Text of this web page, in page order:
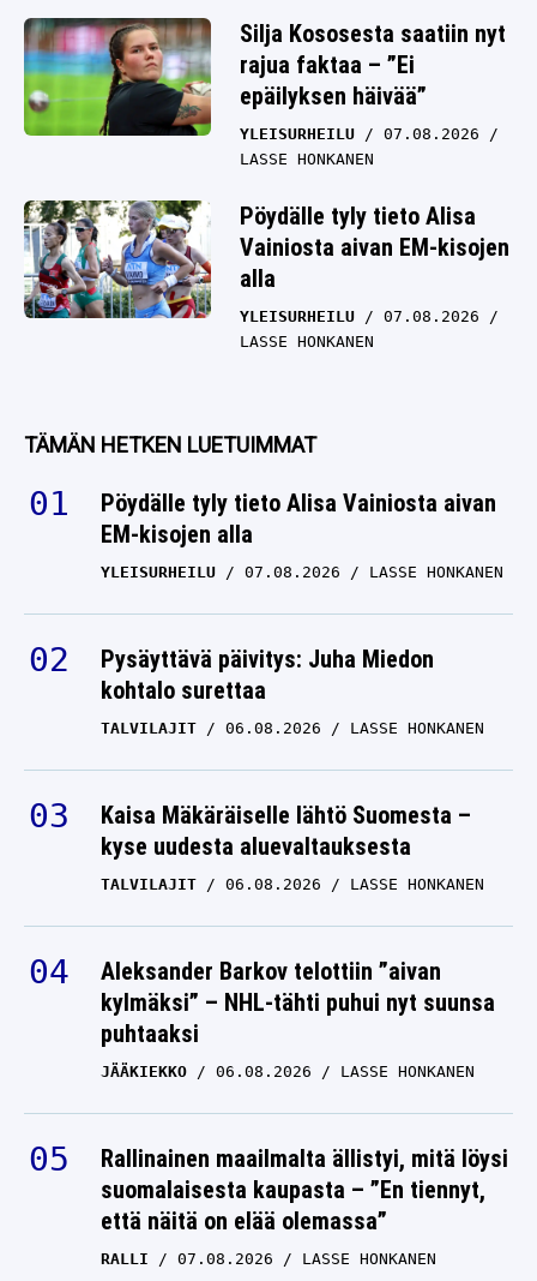
Silja Kososesta saatiin nyt
rajua faktaa – ”Ei
epäilyksen häivää”
YLEISURHEILU
07.08.2026
LASSE HONKANEN
Pöydälle tyly tieto Alisa
Vainiosta aivan EM-kisojen
alla
YLEISURHEILU
07.08.2026
LASSE HONKANEN
TÄMÄN HETKEN LUETUIMMAT
Pöydälle tyly tieto Alisa Vainiosta aivan
EM-kisojen alla
YLEISURHEILU 07.08.2026 LASSE HONKANEN
Pysäyttävä päivitys: Juha Miedon
kohtalo surettaa
TALVILAJIT 06.08.2026 LASSE HONKANEN
Kaisa Mäkäräiselle lähtö Suomesta –
kyse uudesta aluevaltauksesta
TALVILAJIT 06.08.2026 LASSE HONKANEN
Aleksander Barkov telottiin ”aivan
kylmäksi” – NHL-tähti puhui nyt suunsa
puhtaaksi
JÄÄKIEKKO 06.08.2026 LASSE HONKANEN
Rallinainen maailmalta ällistyi, mitä löysi
suomalaisesta kaupasta – ”En tiennyt,
että näitä on elää olemassa”
RALLI 07.08.2026 LASSE HONKANEN